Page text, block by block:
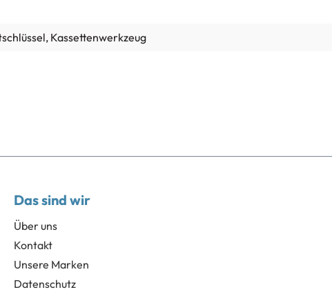
, Kassettenwerkzeug
Das sind wir
Über uns
Kontakt
Unsere Marken
Datenschutz